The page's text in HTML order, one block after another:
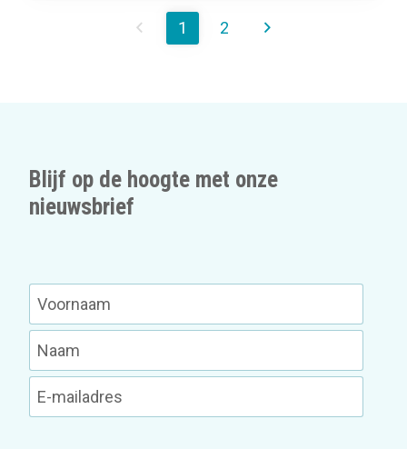
1 2
Blijf op de hoogte met onze
nieuwsbrief